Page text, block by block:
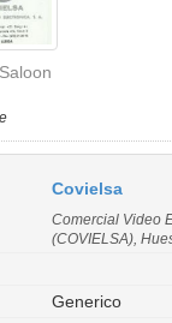
Covielsa
Comercial Video
(COVIELSA),
Generico